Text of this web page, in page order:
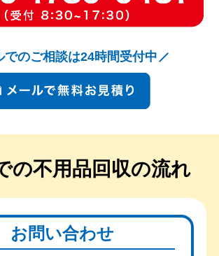
でのご相談は24時間受付中
の不用品回収の流れ
お問い合わせ